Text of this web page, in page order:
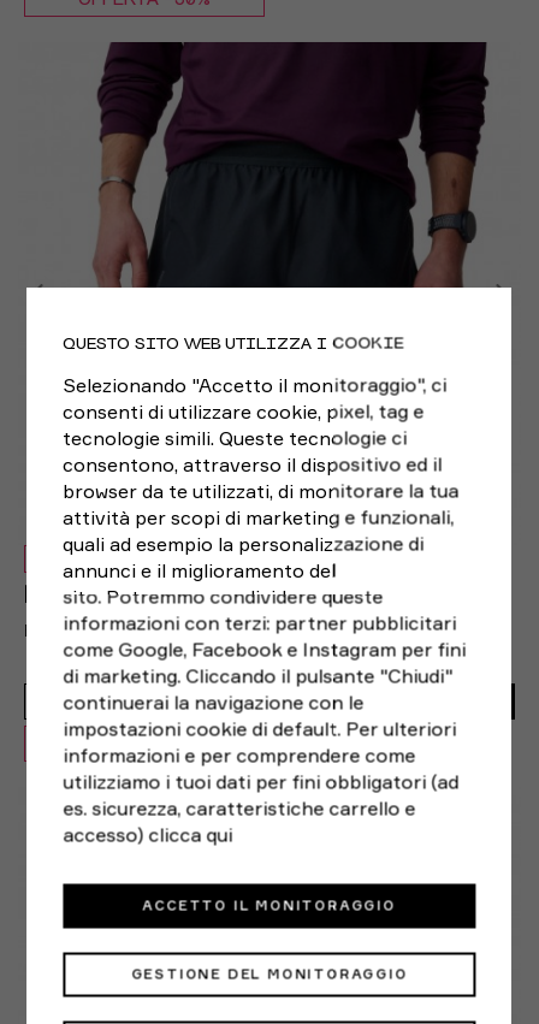
M L
NUOVO
BROOKS
BROOKS PANTALONCINI RUNNING DASH SPED NERO UOMO
40,00€
28,00€
M L
ACQUISTA
OFFERTA -30%
QUESTO SITO WEB UTILIZZA I COOKIE
Selezionando "Accetto il monitoraggio", ci
consenti di utilizzare cookie, pixel, tag e
tecnologie simili. Queste tecnologie ci
consentono, attraverso il dispositivo ed il
browser da te utilizzati, di monitorare la tua
attività per scopi di marketing e funzionali,
quali ad esempio la personalizzazione di
annunci e il miglioramento del
sito. Potremmo condividere queste
informazioni con terzi: partner pubblicitari
come Google, Facebook e Instagram per fini
di marketing. Cliccando il pulsante "Chiudi"
continuerai la navigazione con le
impostazioni cookie di default. Per ulteriori
informazioni e per comprendere come
utilizziamo i tuoi dati per fini obbligatori (ad
es. sicurezza, caratteristiche carrello e
accesso)clicca qui
GESTIONE DEL MONITORAGGIO
ACCETTO IL MONITORAGGIO